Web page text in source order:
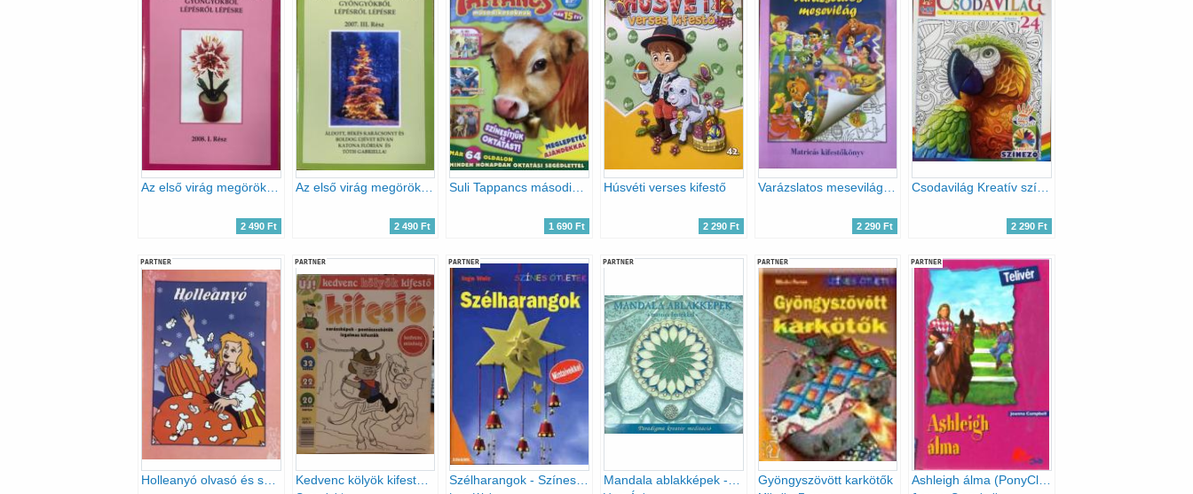
2 490 Ft
Az első virág megörökítése gyöngyökből lépésről lépésre 2007. III. rész - Karácsony
2 490 Ft 1 690 Ft
Húsvéti verses kifestő
2 290 Ft 2 290 Ft 2 290 Ft
PARTNER PARTNER
Kedvenc kölyök kifestő 2016/1. (varázsképek, pontösszekötők, izgalmas kifestők)
PARTNER PARTNER PARTNER
Gyöngyszövött karkötők
PARTNER